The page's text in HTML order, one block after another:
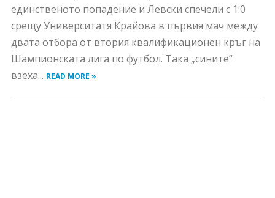
единственото попадение и Левски спечели с 1:0
срещу Университатя Крайова в първия мач между
двата отбора от втория квалификационен кръг на
Шампионската лига по футбол. Така „сините“
взеха... READ MORE »